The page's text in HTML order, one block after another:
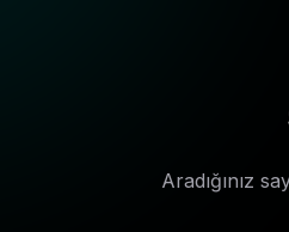
Aradığınız